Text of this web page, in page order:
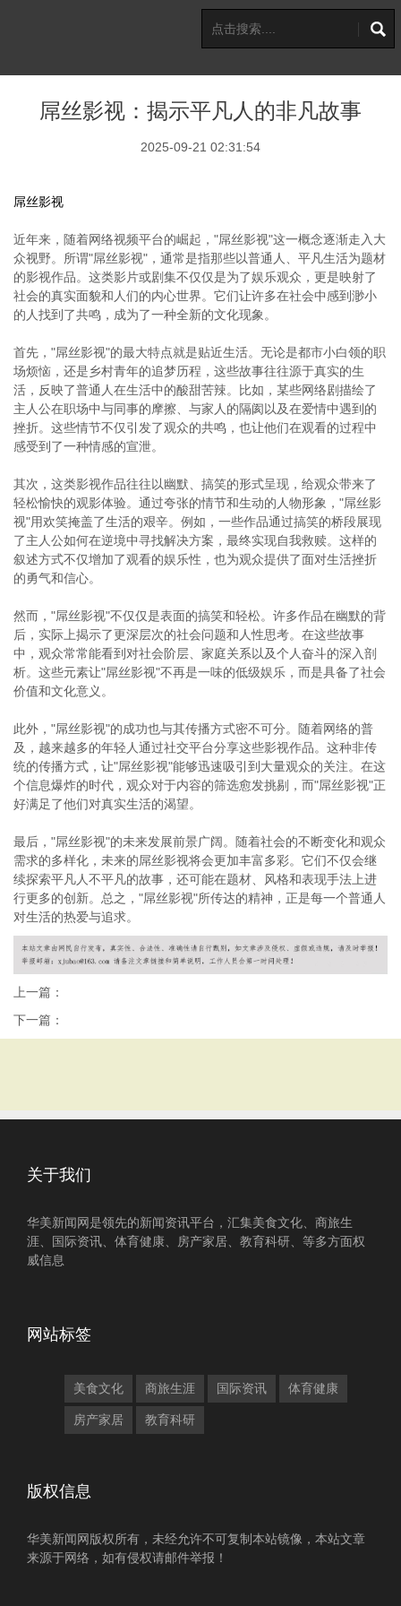
屌丝影视：揭示平凡人的非凡故事
2025-09-21 02:31:54
屌丝影视
近年来，随着网络视频平台的崛起，"屌丝影视"这一概念逐渐走入大
众视野。所谓"屌丝影视"，通常是指那些以普通人、平凡生活为题材
的影视作品。这类影片或剧集不仅仅是为了娱乐观众，更是映射了
社会的真实面貌和人们的内心世界。它们让许多在社会中感到渺小
的人找到了共鸣，成为了一种全新的文化现象。
首先，"屌丝影视"的最大特点就是贴近生活。无论是都市小白领的职
场烦恼，还是乡村青年的追梦历程，这些故事往往源于真实的生
活，反映了普通人在生活中的酸甜苦辣。比如，某些网络剧描绘了
主人公在职场中与同事的摩擦、与家人的隔阂以及在爱情中遇到的
挫折。这些情节不仅引发了观众的共鸣，也让他们在观看的过程中
感受到了一种情感的宣泄。
其次，这类影视作品往往以幽默、搞笑的形式呈现，给观众带来了
轻松愉快的观影体验。通过夸张的情节和生动的人物形象，"屌丝影
视"用欢笑掩盖了生活的艰辛。例如，一些作品通过搞笑的桥段展现
了主人公如何在逆境中寻找解决方案，最终实现自我救赎。这样的
叙述方式不仅增加了观看的娱乐性，也为观众提供了面对生活挫折
的勇气和信心。
然而，"屌丝影视"不仅仅是表面的搞笑和轻松。许多作品在幽默的背
后，实际上揭示了更深层次的社会问题和人性思考。在这些故事
中，观众常常能看到对社会阶层、家庭关系以及个人奋斗的深入剖
析。这些元素让"屌丝影视"不再是一味的低级娱乐，而是具备了社会
价值和文化意义。
此外，"屌丝影视"的成功也与其传播方式密不可分。随着网络的普
及，越来越多的年轻人通过社交平台分享这些影视作品。这种非传
统的传播方式，让"屌丝影视"能够迅速吸引到大量观众的关注。在这
个信息爆炸的时代，观众对于内容的筛选愈发挑剔，而"屌丝影视"正
好满足了他们对真实生活的渴望。
最后，"屌丝影视"的未来发展前景广阔。随着社会的不断变化和观众
需求的多样化，未来的屌丝影视将会更加丰富多彩。它们不仅会继
续探索平凡人不平凡的故事，还可能在题材、风格和表现手法上进
行更多的创新。总之，"屌丝影视"所传达的精神，正是每一个普通人
对生活的热爱与追求。
上一篇：
下一篇：
关于我们
华美新闻网是领先的新闻资讯平台，汇集美食文化、商旅生
涯、国际资讯、体育健康、房产家居、教育科研、等多方面权
威信息
网站标签
美食文化 商旅生涯 国际资讯 体育健康
房产家居 教育科研
版权信息
华美新闻网版权所有，未经允许不可复制本站镜像，本站文章
来源于网络，如有侵权请邮件举报！